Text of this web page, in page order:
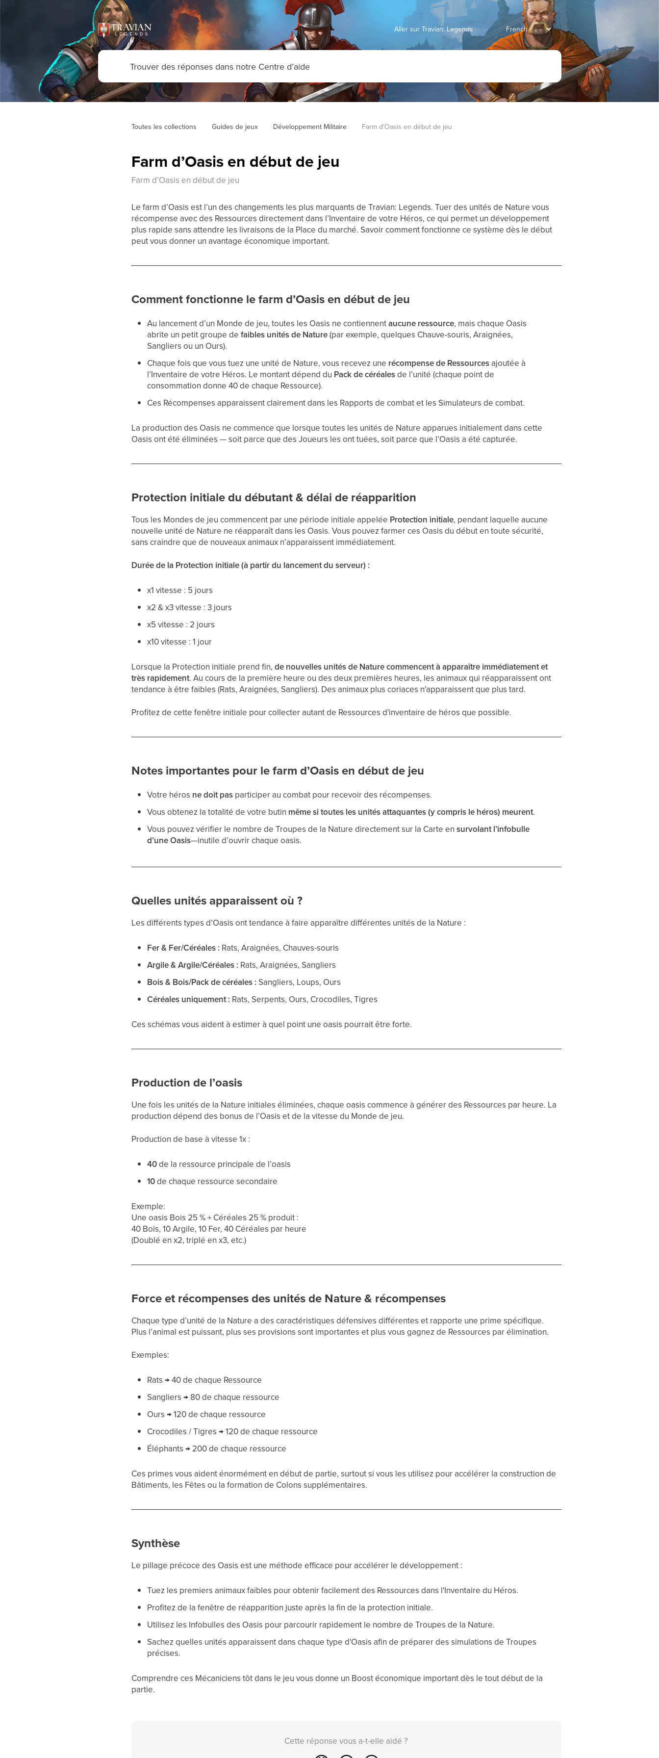
Aller sur Travian: Legends
Toutes les collections Guides de jeux Développement Militaire Farm d’Oasis en début de jeu
Farm d’Oasis en début de jeu
Farm d’Oasis en début de jeu
Le farm d’Oasis est l’un des changements les plus marquants de Travian: Legends. Tuer des unités de Nature vous
récompense avec des Ressources directement dans l’Inventaire de votre Héros, ce qui permet un développement
plus rapide sans attendre les livraisons de la Place du marché. Savoir comment fonctionne ce système dès le début
peut vous donner un avantage économique important.
Comment fonctionne le farm d’Oasis en début de jeu
Au lancement d’un Monde de jeu, toutes les Oasis ne contiennentaucune ressource, mais chaque Oasis
abrite un petit groupe defaibles unités de Nature(par exemple, quelques Chauve-souris, Araignées,
Sangliers ou un Ours).
Chaque fois que vous tuez une unité de Nature, vous recevez une récompense de Ressources ajoutée à
l’Inventaire de votre Héros. Le montant dépend du Pack de céréalesde l’unité (chaque point de
consommation donne 40 de chaque Ressource).
Ces Récompenses apparaissent clairement dans les Rapports de combat et les Simulateurs de combat.
La production des Oasis ne commence que lorsque toutes les unités de Nature apparues initialement dans cette
Oasis ont été éliminées — soit parce que des Joueurs les ont tuées, soit parce que l’Oasis a été capturée.
Protection initiale du débutant & délai de réapparition
Tous les Mondes de jeu commencent par une période initiale appelée Protection initiale, pendant laquelle aucune
nouvelle unité de Nature ne réapparaît dans les Oasis. Vous pouvez farmer ces Oasis du début en toute sécurité,
sans craindre que de nouveaux animaux n’apparaissent immédiatement.
Durée de la Protection initiale (à partir du lancement du serveur) :
x1 vitesse : 5 jours
x2 & x3 vitesse : 3 jours
x5 vitesse : 2 jours
x10 vitesse : 1 jour
Lorsque la Protection initiale prend fin,de nouvelles unités de Nature commencent à apparaître immédiatement et
très rapidement. Au cours de la première heure ou des deux premières heures, les animaux qui réapparaissent ont
tendance à être faibles (Rats, Araignées, Sangliers). Des animaux plus coriaces n'apparaissent que plus tard.
Profitez de cette fenêtre initiale pour collecter autant de Ressources d'inventaire de héros que possible.
Notes importantes pour le farm d’Oasis en début de jeu
Votre héros ne doit pas participer au combat pour recevoir des récompenses.
Vous obtenez la totalité de votre butin même si toutes les unités attaquantes (y compris le héros) meurent.
Vous pouvez vérifier le nombre de Troupes de la Nature directement sur la Carte ensurvolant l’infobulle
d’une Oasis—inutile d’ouvrir chaque oasis.
Quelles unités apparaissent où ?
Les différents types d’Oasis ont tendance à faire apparaître différentes unités de la Nature :
Fer & Fer/Céréales : Rats, Araignées, Chauves-souris
Argile & Argile/Céréales : Rats, Araignées, Sangliers
Bois & Bois/Pack de céréales : Sangliers, Loups, Ours
Céréales uniquement : Rats, Serpents, Ours, Crocodiles, Tigres
Ces schémas vous aident à estimer à quel point une oasis pourrait être forte.
Production de l’oasis
Une fois les unités de la Nature initiales éliminées, chaque oasis commence à générer des Ressources par heure. La
production dépend des bonus de l’Oasis et de la vitesse du Monde de jeu.
Production de base à vitesse 1x :
40de la ressource principale de l’oasis
10de chaque ressource secondaire
Exemple:
Une oasis Bois 25 % + Céréales 25 % produit :
40 Bois, 10 Argile, 10 Fer, 40 Céréales par heure
(Doublé en x2, triplé en x3, etc.)
Force et récompenses des unités de Nature & récompenses
Chaque type d’unité de la Nature a des caractéristiques défensives différentes et rapporte une prime spécifique.
Plus l’animal est puissant, plus ses provisions sont importantes et plus vous gagnez de Ressources par élimination.
Exemples:
Rats → 40 de chaque Ressource
Sangliers → 80 de chaque ressource
Ours → 120 de chaque ressource
Crocodiles / Tigres → 120 de chaque ressource
Éléphants → 200 de chaque ressource
Ces primes vous aident énormément en début de partie, surtout si vous les utilisez pour accélérer la construction de
Bâtiments, les Fêtes ou la formation de Colons supplémentaires.
Synthèse
Le pillage précoce des Oasis est une méthode efficace pour accélérer le développement :
Tuez les premiers animaux faibles pour obtenir facilement des Ressources dans l'Inventaire du Héros.
Profitez de la fenêtre de réapparition juste après la fin de la protection initiale.
Utilisez les Infobulles des Oasis pour parcourir rapidement le nombre de Troupes de la Nature.
Sachez quelles unités apparaissent dans chaque type d'Oasis afin de préparer des simulations de Troupes
précises.
Comprendre ces Mécaniciens tôt dans le jeu vous donne un Boost économique important dès le tout début de la
partie.
Cette réponse vous a-t-elle aidé ?